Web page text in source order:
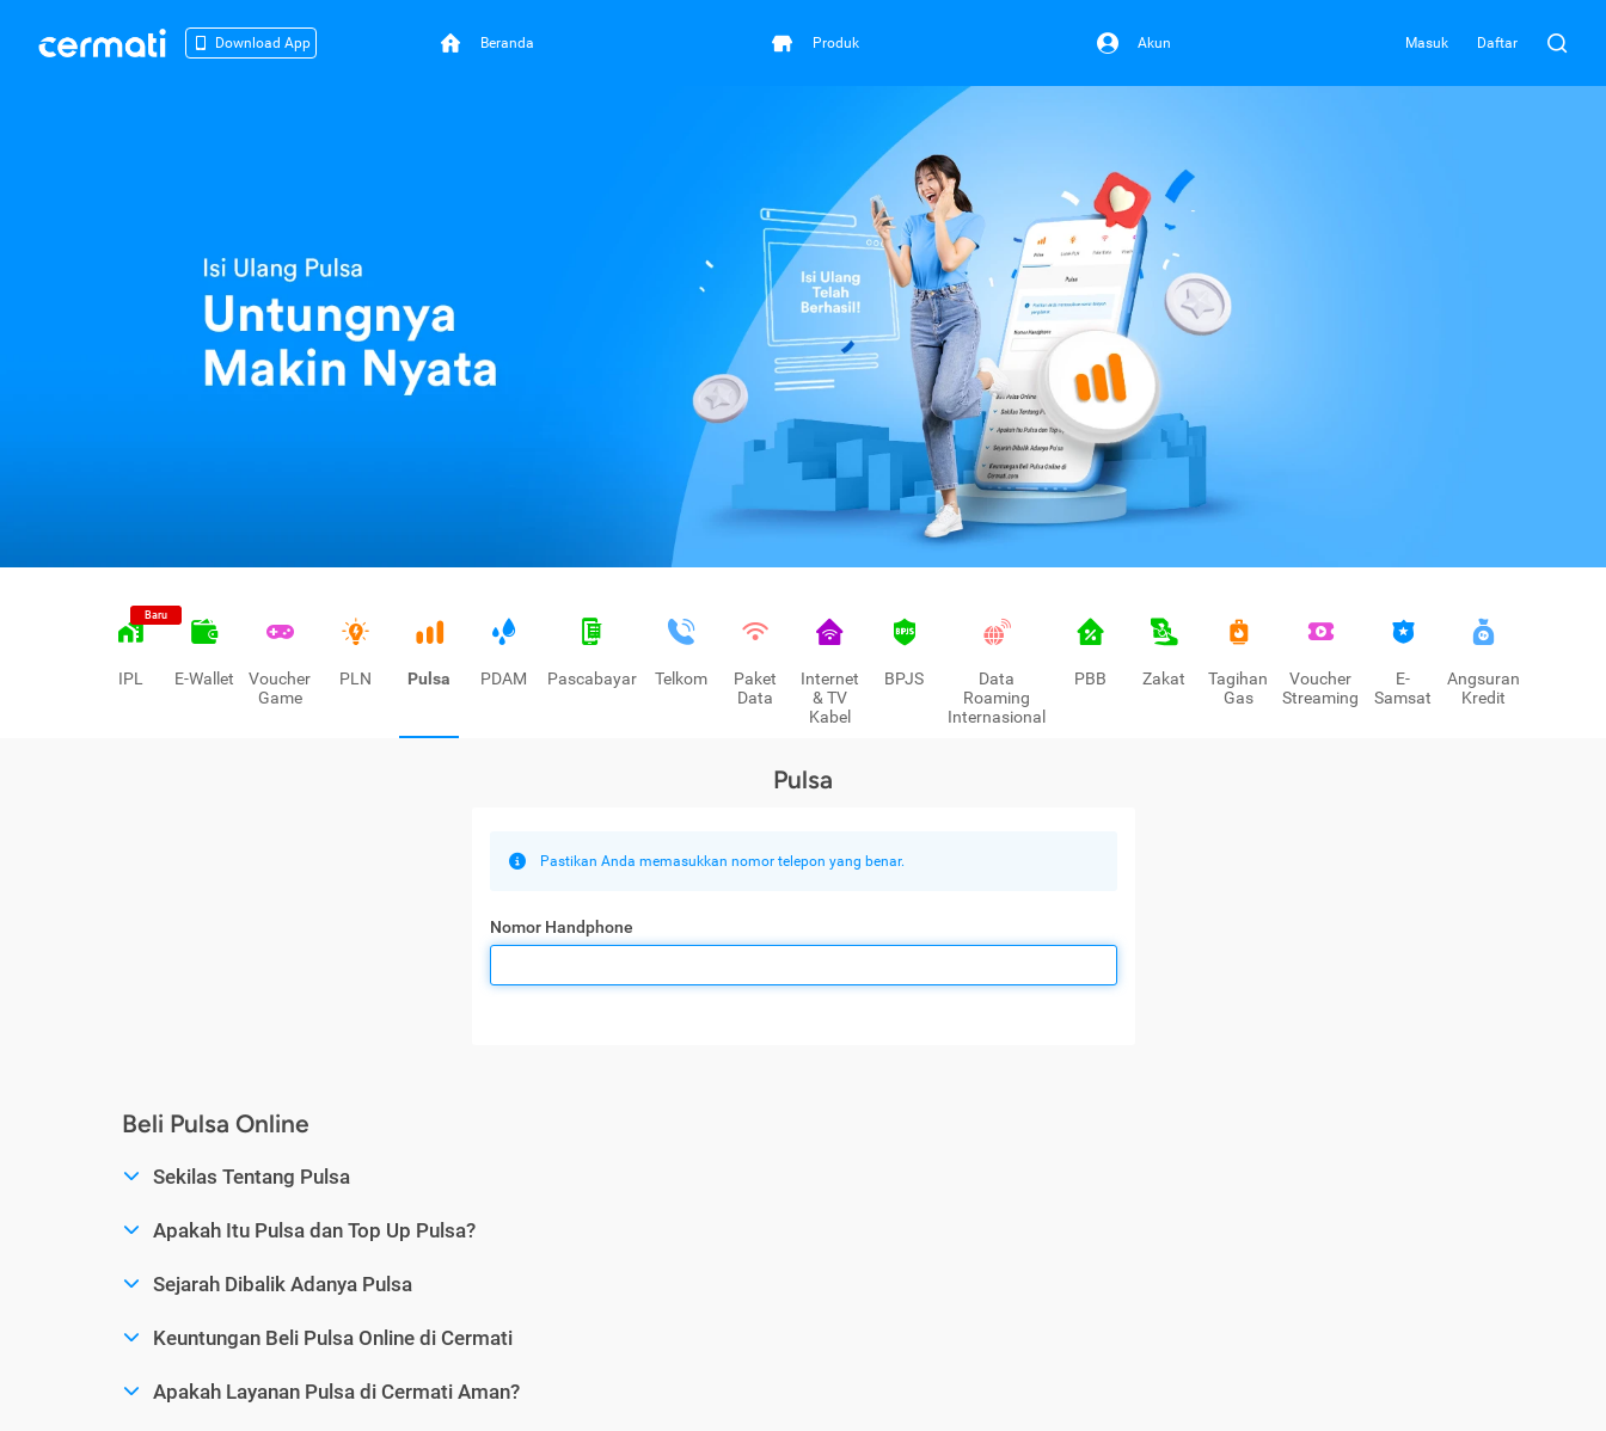
Download App Beranda Produk Akun Masuk Daftar
Baru
IPL E-Wallet
Voucher
Game
PLN Pulsa PDAM Pascabayar Telkom
Paket
Data
Internet
& TV
Kabel
BPJS
Data
Roaming
Internasional
PBB Zakat
Tagihan
Gas
Voucher
Streaming
E-
Samsat
Angsuran
Kredit
Pulsa
Pastikan Anda memasukkan nomor telepon yang benar.
Nomor Handphone
Beli Pulsa Online
Sekilas Tentang Pulsa
Apakah Itu Pulsa dan Top Up Pulsa?
Sejarah Dibalik Adanya Pulsa
Keuntungan Beli Pulsa Online di Cermati
Apakah Layanan Pulsa di Cermati Aman?